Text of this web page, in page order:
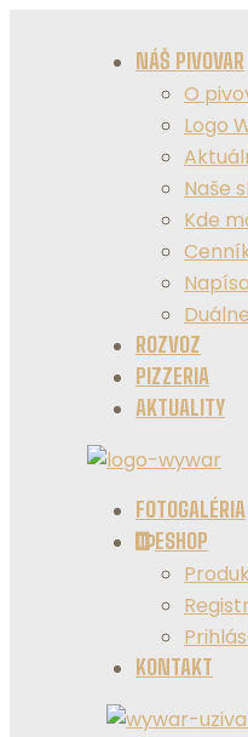
NÁŠ PIVOVAR
O
Logo
Naše
Kde
ROZVOZ
PIZZERIA
AKTUALITY
FOTOGALÉRIA
ESHOP
KONTAKT